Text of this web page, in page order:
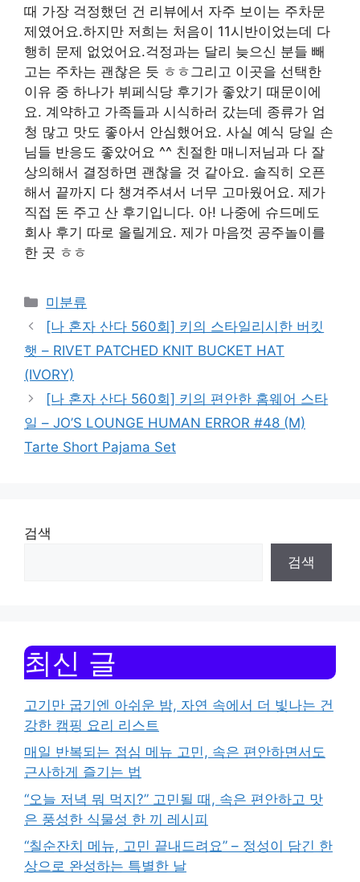
때 가장 걱정했던 건 리뷰에서 자주 보이는 주차문
제였어요.하지만 저희는 처음이 11시반이었는데 다
행히 문제 없었어요.걱정과는 달리 늦으신 분들 빼
고는 주차는 괜찮은 듯 ㅎㅎ그리고 이곳을 선택한
이유 중 하나가 뷔페식당 후기가 좋았기 때문이에
요. 계약하고 가족들과 시식하러 갔는데 종류가 엄
청 많고 맛도 좋아서 안심했어요. 사실 예식 당일 손
님들 반응도 좋았어요 ^^ 친절한 매니저님과 다 잘
상의해서 결정하면 괜찮을 것 같아요. 솔직히 오픈
해서 끝까지 다 챙겨주셔서 너무 고마웠어요. 제가
직접 돈 주고 산 후기입니다. 아! 나중에 슈드메도
회사 후기 따로 올릴게요. 제가 마음껏 공주놀이를
한 곳 ㅎㅎ
Categories
미분류
[나 혼자 산다 560회] 키의 스타일리시한 버킷
햇 – RIVET PATCHED KNIT BUCKET HAT
(IVORY)
[나 혼자 산다 560회] 키의 편안한 홈웨어 스타
일 – JO’S LOUNGE HUMAN ERROR #48 (M)
Tarte Short Pajama Set
검색
검색
최신 글
고기만 굽기엔 아쉬운 밤, 자연 속에서 더 빛나는 건
강한 캠핑 요리 리스트
매일 반복되는 점심 메뉴 고민, 속은 편안하면서도
근사하게 즐기는 법
“오늘 저녁 뭐 먹지?” 고민될 때, 속은 편안하고 맛
은 풍성한 식물성 한 끼 레시피
“칠순잔치 메뉴, 고민 끝내드려요” – 정성이 담긴 한
상으로 완성하는 특별한 날